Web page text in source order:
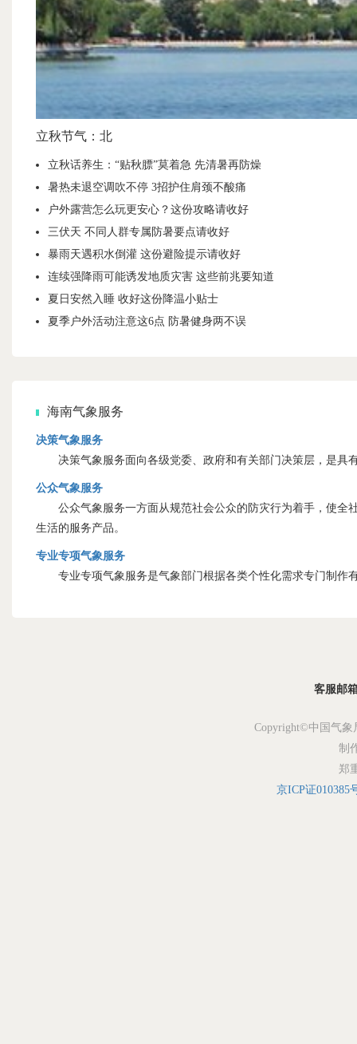
立秋节气：北
立秋话养生：“贴秋膘”莫着急 先清暑再防燥
暑热未退空调吹不停 3招护住肩颈不酸痛
户外露营怎么玩更安心？这份攻略请收好
三伏天 不同人群专属防暑要点请收好
暴雨天遇积水倒灌 这份避险提示请收好
连续强降雨可能诱发地质灾害 这些前兆要知道
夏日安然入睡 收好这份降温小贴士
夏季户外活动注意这6点 防暑健身两不误
海南气象服务
决策气象服务
决策气象服务面向各级党委、政府和有关部门决策层，是具
公众气象服务
公众气象服务一方面从规范社会公众的防灾行为着手，使全
生活的服务产品。
专业专项气象服务
专业专项气象服务是气象部门根据各类个性化需求专门制作
客服邮
Copyright©中国气象
制
郑
京ICP证010385